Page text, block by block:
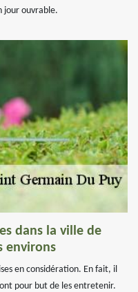
jour ouvrable.
dans la ville de
environs
en considération. En fait, il
pour but de les entretenir.